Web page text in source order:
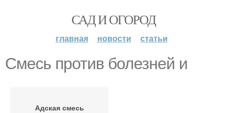
САД И ОГОРОД
главная новости статьи
Смесь против болезней и
Адская смесь